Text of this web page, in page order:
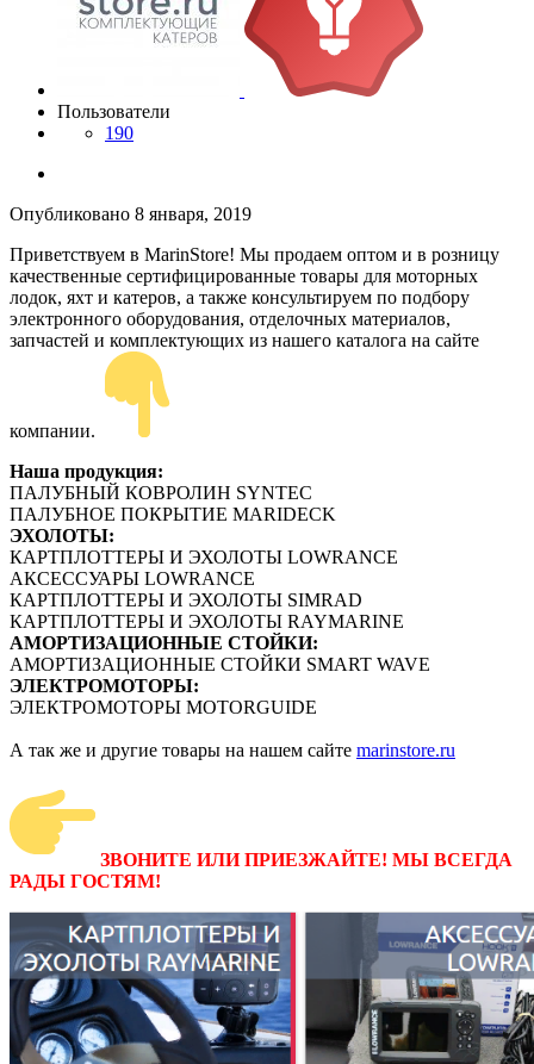
Пользователи
190
Опубликовано 8 января, 2019
Приветствуем в MarinStore! Мы продаем оптом и в розницу
качественные сертифицированные товары для моторных
лодок, яхт и катеров, а также консультируем по подбору
электронного оборудования, отделочных материалов,
запчастей и комплектующих из нашего каталога на сайте
компании.
Наша продукция:
ПАЛУБНЫЙ КОВРОЛИН SYNTEC
ПАЛУБНОЕ ПОКРЫТИЕ MARIDECK
ЭХОЛОТЫ:
КАРТПЛОТТЕРЫ И ЭХОЛОТЫ LOWRANCE
АКСЕССУАРЫ LOWRANCE
КАРТПЛОТТЕРЫ И ЭХОЛОТЫ SIMRAD
КАРТПЛОТТЕРЫ И ЭХОЛОТЫ RAYMARINE
АМОРТИЗАЦИОННЫЕ СТОЙКИ:
АМОРТИЗАЦИОННЫЕ СТОЙКИ SMART WAVE
ЭЛЕКТРОМОТОРЫ:
ЭЛЕКТРОМОТОРЫ MOTORGUIDE
А так же и другие товары на нашем сайте marinstore.ru
ЗВОНИТЕ ИЛИ ПРИЕЗЖАЙТЕ! МЫ ВСЕГДА
РАДЫ ГОСТЯМ!